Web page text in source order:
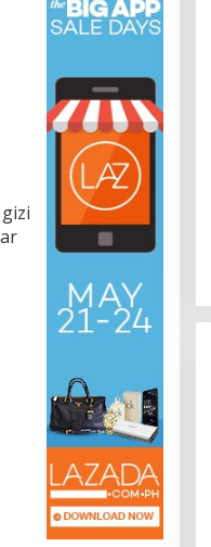
M.Si : Banyak
Pendidikan di BRIDA
Atensi dan Perlu
November 13, 2025